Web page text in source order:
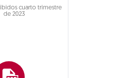
cuarto trimestre
de 2023